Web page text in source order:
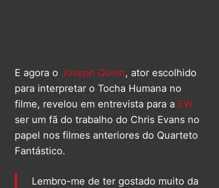
E agora o Joseph Quinn, ator escolhido
para interpretar o Tocha Humana no
filme, revelou em entrevista para a EW
ser um fã do trabalho do Chris Evans no
papel nos filmes anteriores do Quarteto
Fantástico.
Lembro-me de ter gostado muito da